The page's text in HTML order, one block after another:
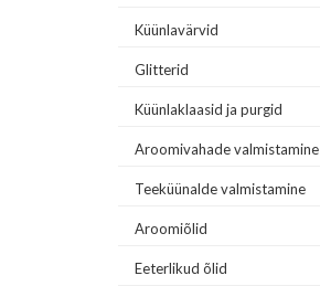
Küünlavärvid
Glitterid
Küünlaklaasid ja purgid
Aroomivahade valmistamine
Teeküünalde valmistamine
Aroomiõlid
Eeterlikud õlid